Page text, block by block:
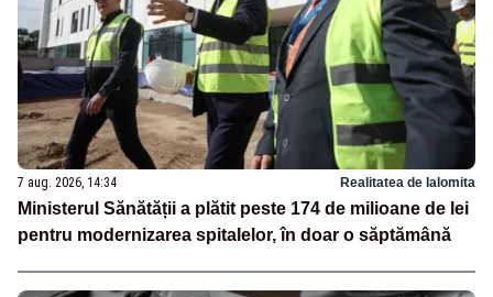
7 aug. 2026, 14:34 Realitatea de Ialomita
Ministerul Sănătății a plătit peste 174 de milioane de lei
pentru modernizarea spitalelor, în doar o săptămână